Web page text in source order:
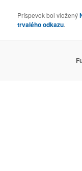
Príspevok bol vložený
trvalého odkazu.